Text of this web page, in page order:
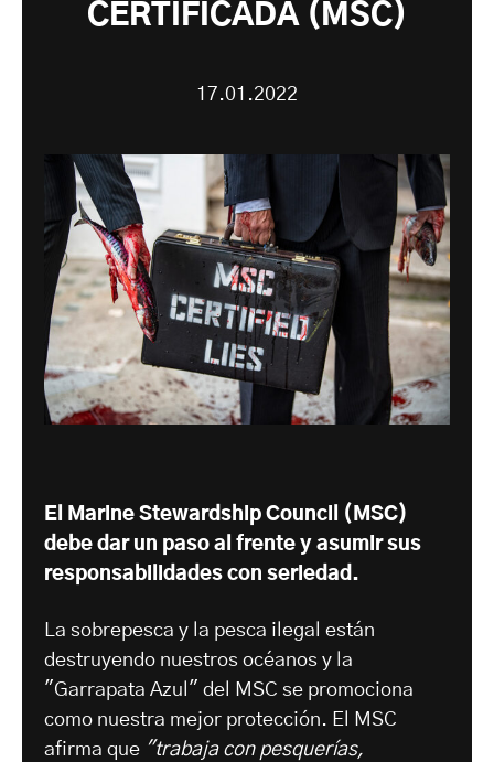
CERTIFICADA (MSC)
17.01.2022
El Marine Stewardship Council (MSC)
debe dar un paso al frente y asumir sus
responsabilidades con seriedad.
La sobrepesca y la pesca ilegal están
destruyendo nuestros océanos y la
"Garrapata Azul" del MSC se promociona
como nuestra mejor protección. El MSC
afirma que "trabaja con pesquerías,